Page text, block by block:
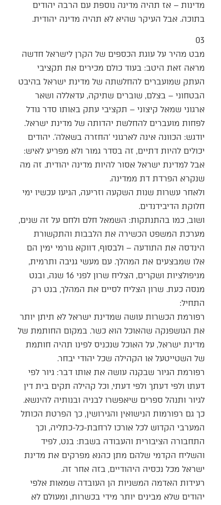
מדינות – אז תהיה מדינה נוספת עם הרבה יהודים
בתוכה. אבל העיקר שהיא לא תהיה מדינה יהודית.
03
מבט מהיר על עוגת הכספים של הקרן לישראל חדשה
מראה זאת היטב: בעוד כולם מכירים את תקציבי
העתק שמועברים להחלשתה של מדינת ישראל בהיבט
הבטחוני – בצלם, שוברים שתיקה, עדאללה ושאר
ארגוני שמאל קיצוני – תקציבי עתק באותו סדר גודל
לפחות מועברים להחלשת יהדותה של מדינת ישראל.
יודגש: הכוונה אינה לארגוני 'החזרה בשאלה'. יהודים
יכולים להיות דתיים, זה בסדר גמור ולא מפריע לאיש:
אבל למדינת ישראל אסור להיות מדינה יהודית. זה מה
שנקרא הפרדת דת ממדינה.
ולאחר עשרות שנות השקעה וזריעה, הגיעו עכשיו ימי
חלוקת הדיבידנדים.
ושוב, כמו בהתנתקות: השמאל חלם ולחם על זה שנים,
מערכת המשפט הכשירה את הלבבות והתקשורת
הינדסה את התודעה – ולבסוף, דווקא גורמי ימין הם
אלו שמבצעים את המהלך. עם מעשי גניבה ותרמית,
מניפולציות ושקרים, הצליח שרון לפני 16 שנה, ובנט
מנסה כעת. שרון הצליח לסיים את המהלך, בנט רק
התחיל:
רפורמת הכשרות עושה שמדינת ישראל לא תיתן יותר
את הגושפנקה שהאוכל הוא כשר. במקום החותמת של
מדינת ישראל, על האוכל שנכניס לפינו תהיה חותמת
של השטייטעל או הקהילה שכל יהודי יבחר.
רפורמת הגיור שבקנה עושה את אותו דבר: גיור לפי
דעתו ולפי דעתך ולפי דעתי, וכל קהילה תקים בית דין
לגיור ותנהל ספרים שיאפשרו לבניה ובנותיה להינשא.
כך גם רפורמות הנישואין והגירושין, כך הפרטת הכותל
המערבי הקדוש לכל אורכו לרחבת-כל-כתליה, וכך
התחבורה הציבורית והעבודה בשבת: בנט, לפיד
והשליח הקדמי שלהם מתן כהנא מפרקים את מדינת
ישראל מכל נכסיה היהודיים, בזה אחר זה.
רעידות האדמה המשניות הן העובדה שמאות אלפי
יהודים שלא מבינים יותר מידי בכשרות, ומעולם לא